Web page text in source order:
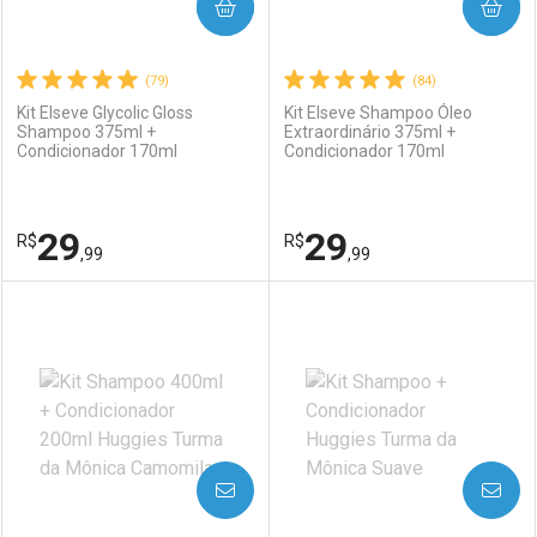
(79)
Kit Elseve Glycolic Gloss
Shampoo 375ml +
Condicionador 170ml
R$29,99
COMPRAR
Laboratório
Por Menos
(84)
Kit Elseve Shampoo Óleo
Extraordinário 375ml +
Condicionador 170ml
R$29,99
COMPRAR
Laboratório
Por Menos
AVISE-ME AVISE-ME